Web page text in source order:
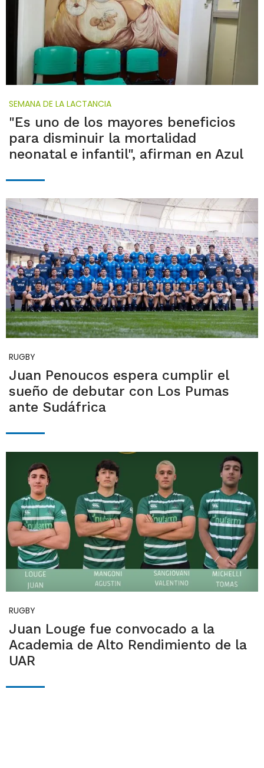
SEMANA DE LA LACTANCIA
"Es uno de los mayores beneficios
para disminuir la mortalidad
neonatal e infantil", afirman en Azul
RUGBY
Juan Penoucos espera cumplir el
sueño de debutar con Los Pumas
ante Sudáfrica
RUGBY
Juan Louge fue convocado a la
Academia de Alto Rendimiento de la
UAR